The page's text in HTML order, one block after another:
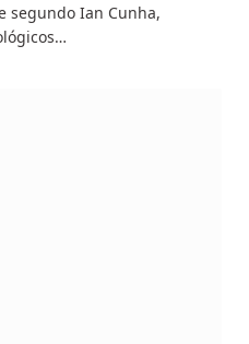
segundo Ian Cunha,